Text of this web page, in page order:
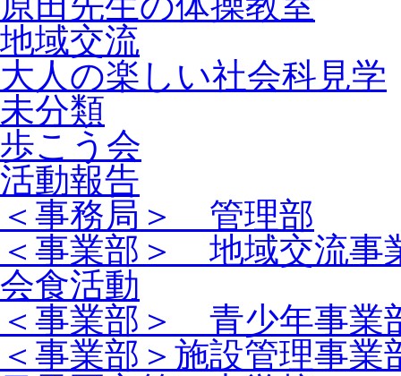
地域交流
大人の楽しい社会科見学
未分類
歩こう会
活動報告
＜事務局＞ 管理部
＜事業部＞ 地域交流事
会食活動
＜事業部＞ 青少年事業
＜事業部＞施設管理事業